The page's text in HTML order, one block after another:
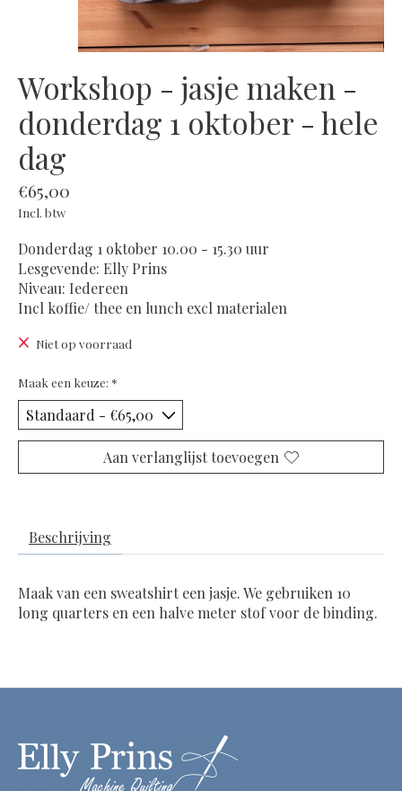
Workshop - jasje maken -
donderdag 1 oktober - hele
dag
€65,00
Incl. btw
Donderdag 1 oktober 10.00 - 15.30 uur
Lesgevende: Elly Prins
Niveau: Iedereen
Incl koffie/ thee en lunch excl materialen
Niet op voorraad
Maak een keuze: *
Aan verlanglijst toevoegen
Beschrijving
Maak van een sweatshirt een jasje. We gebruiken 10
long quarters en een halve meter stof voor de binding.